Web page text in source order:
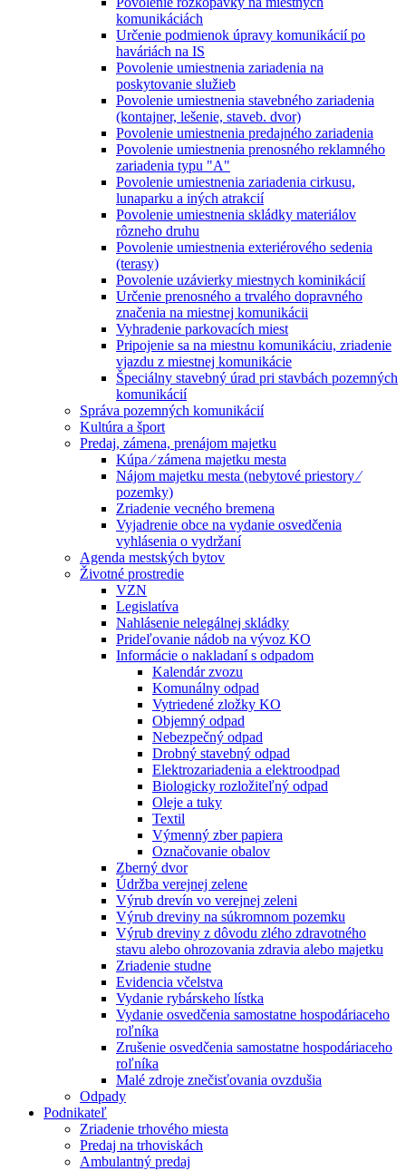
komunikáciách
Určenie podmienok úpravy komunikácií po
haváriách na IS
Povolenie umiestnenia zariadenia na
poskytovanie služieb
Povolenie umiestnenia stavebného zariadenia
(kontajner, lešenie, staveb. dvor)
Povolenie umiestnenia predajného zariadenia
Povolenie umiestnenia prenosného reklamného
zariadenia typu "A"
Povolenie umiestnenia zariadenia cirkusu,
lunaparku a iných atrakcií
Povolenie umiestnenia skládky materiálov
rôzneho druhu
Povolenie umiestnenia exteriérového sedenia
(terasy)
Povolenie uzávierky miestnych kominikácií
Určenie prenosného a trvalého dopravného
značenia na miestnej komunikácii
Vyhradenie parkovacích miest
Pripojenie sa na miestnu komunikáciu, zriadenie
vjazdu z miestnej komunikácie
Špeciálny stavebný úrad pri stavbách pozemných
komunikácií
Správa pozemných komunikácií
Kultúra a šport
Predaj, zámena, prenájom majetku
Kúpa ⁄ zámena majetku mesta
Nájom majetku mesta (nebytové priestory ⁄
pozemky)
Zriadenie vecného bremena
Vyjadrenie obce na vydanie osvedčenia
vyhlásenia o vydržaní
Agenda mestských bytov
Životné prostredie
VZN
Legislatíva
Nahlásenie nelegálnej skládky
Prideľovanie nádob na vývoz KO
Informácie o nakladaní s odpadom
Kalendár zvozu
Komunálny odpad
Vytriedené zložky KO
Objemný odpad
Nebezpečný odpad
Drobný stavebný odpad
Elektrozariadenia a elektroodpad
Biologicky rozložiteľný odpad
Oleje a tuky
Textil
Výmenný zber papiera
Označovanie obalov
Zberný dvor
Údržba verejnej zelene
Výrub drevín vo verejnej zeleni
Výrub dreviny na súkromnom pozemku
Výrub dreviny z dôvodu zlého zdravotného
stavu alebo ohrozovania zdravia alebo majetku
Zriadenie studne
Evidencia včelstva
Vydanie rybárskeho lístka
Vydanie osvedčenia samostatne hospodáriaceho
roľníka
Zrušenie osvedčenia samostatne hospodáriaceho
roľníka
Malé zdroje znečisťovania ovzdušia
Odpady
Podnikateľ
Zriadenie trhového miesta
Predaj na trhoviskách
Ambulantný predaj